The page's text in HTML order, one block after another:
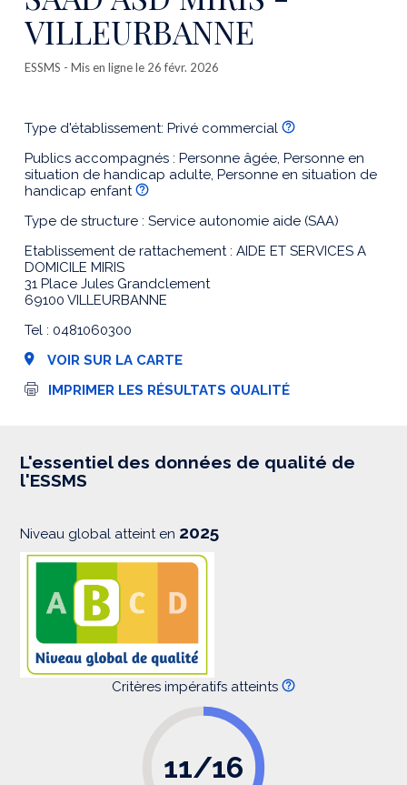
VILLEURBANNE
ESSMS - Mis en ligne le 26 févr. 2026
Type d'établissement: Privé commercial
Publics accompagnés : Personne âgée, Personne en
situation de handicap adulte, Personne en situation de
handicap enfant
Type de structure : Service autonomie aide (SAA)
Etablissement de rattachement : AIDE ET SERVICES A
DOMICILE MIRIS
31 Place Jules Grandclement
69100 VILLEURBANNE
Tel : 0481060300
VOIR SUR LA CARTE
I
s
i
IMPRIMER LES RÉSULTATS QUALITÉ
L'essentiel des données de qualité de
l'ESSMS
Niveau global atteint en 2025
Critères impératifs atteints
11/16